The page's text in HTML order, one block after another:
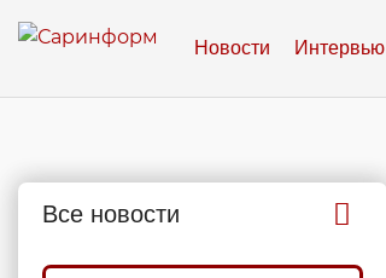
Новости Интервью
Все новости